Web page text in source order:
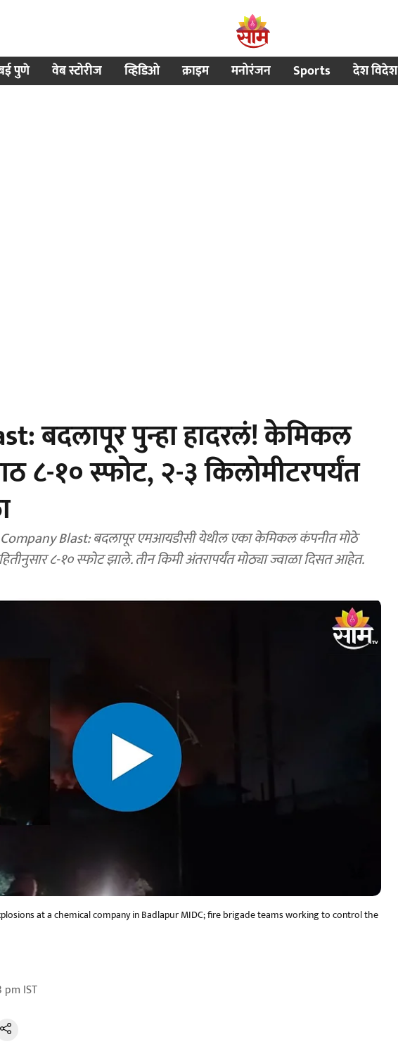
पुणे वेब स्टोरीज व्हिडिओ क्राइम मनोरंजन Sports देश विदेश
बदलापूर पुन्हा हादरलं! केमिकल
८-१० स्फोट, २-३ किलोमीटरपर्यंत
येथील एका केमिकल कंपनीत मोठे
माहितीनुसार ८-१० स्फोट झाले. तीन किमी अंतरापर्यंत मोठ्या ज्वाळा दिसत आहेत.
at a chemical company in Badlapur MIDC; fire brigade teams working to control the
pm IST